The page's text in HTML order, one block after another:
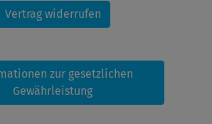
Vertrag widerrufen
zur gesetzlichen
Gewährleistung